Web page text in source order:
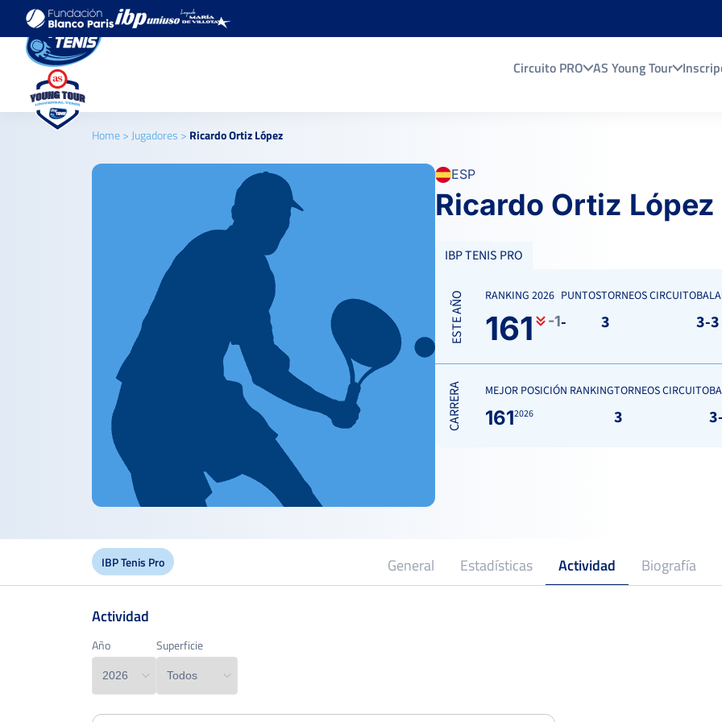
Circuito PRO AS Young Tour
Home> Jugadores > Ricardo Ortiz López
ESP
Ricardo Ortiz López
IBP TENIS PRO
ESTE AÑO RANKING 2026
161 -1
PUNTOS
-
TORNEOS CIRCUITO
3 3-3
CARRERA MEJOR POSICIÓN RANKING
1612026
TORNEOS CIRCUITO
3
IBP Tenis Pro General Estadísticas Actividad Biografía
Edad
Año Superficie
Actividad
Año Superficie